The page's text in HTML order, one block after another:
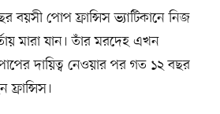
পোপ ফ্রান্সিস ভ্যাটিকানে নিজ
মারা যান। তাঁর মরদেহ এখন
দায়িত্ব নেওয়ার পর গত ১২ বছর